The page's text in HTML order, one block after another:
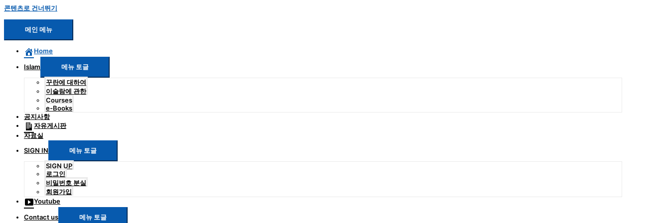
콘텐츠로 건너뛰기
메인 메뉴
Home
Islam
메뉴 토글
꾸란에 대하여
이슬람에 관한
Courses
e-Books
공지사항
자유게시판
자료실
SIGN IN
메뉴 토글
SIGN UP
로그인
비밀번호 분실
회원가입
Youtube
Contact us
메뉴 토글